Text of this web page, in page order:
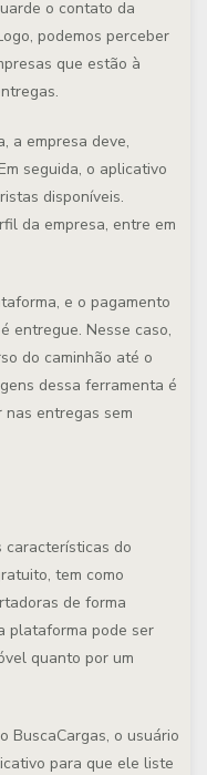
o contato da
podemos perceber
que estão à
a empresa deve,
seguida, o aplicativo
disponíveis.
da empresa, entre em
e o pagamento
entregue. Nesse caso,
do caminhão até o
dessa ferramenta é
nas entregas sem
características do
tem como
de forma
plataforma pode ser
quanto por um
BuscaCargas, o usuário
para que ele liste